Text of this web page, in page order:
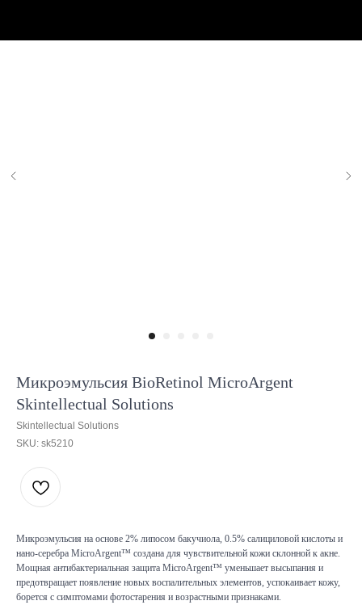
Микроэмульсия BioRetinol MicroArgent
Skintellectual Solutions
Skintellectual Solutions
SKU: sk5210
Микроэмульсия на основе 2% липосом бакучиола, 0.5% салициловой кислоты и
нано-серебра MicroArgent™ создана для чувствительной кожи склонной к акне.
Мощная антибактериальная защита MicroArgent™ уменьшает высыпания и
предотвращает появление новых воспалительных элементов, успокаивает кожу,
борется с симптомами фотостарения и возрастными признаками.